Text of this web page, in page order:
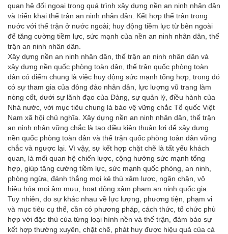
quan hệ đối ngoại trong quá trình xây dựng nền an ninh nhân dân
và triển khai thế trận an ninh nhân dân. Kết hợp thế trận trong
nước với thế trận ở nước ngoài; huy động tiềm lực từ bên ngoài
để tăng cường tiềm lực, sức mạnh của nền an ninh nhân dân, thế
trận an ninh nhân dân.
Xây dựng nền an ninh nhân dân, thế trận an ninh nhân dân và
xây dựng nền quốc phòng toàn dân, thế trận quốc phòng toàn
dân có điểm chung là việc huy động sức mạnh tổng hợp, trong đó
có sự tham gia của đông đảo nhân dân, lực lượng vũ trang làm
nòng cốt, dưới sự lãnh đạo của Đảng, sự quản lý, điều hành của
Nhà nước, với mục tiêu chung là bảo vệ vững chắc Tổ quốc Việt
Nam xã hội chủ nghĩa. Xây dựng nền an ninh nhân dân, thế trận
an ninh nhân vững chắc là tạo điều kiện thuận lợi để xây dựng
nền quốc phòng toàn dân và thế trận quốc phòng toàn dân vững
chắc và ngược lại. Vì vậy, sự kết hợp chặt chẽ là tất yếu khách
quan, là mối quan hệ chiến lược, cộng hưởng sức mạnh tổng
hợp, giúp tăng cường tiềm lực, sức mạnh quốc phòng, an ninh,
phòng ngừa, đánh thắng mọi kẻ thù xâm lược, ngăn chặn, vô
hiệu hóa mọi âm mưu, hoạt động xâm phạm an ninh quốc gia.
Tuy nhiên, do sự khác nhau về lực lượng, phương tiện, phạm vi
và mục tiêu cụ thể, cần có phương pháp, cách thức, tổ chức phù
hợp với đặc thù của từng loại hình nền và thế trận, đảm bảo sự
kết hợp thường xuyên, chặt chẽ, phát huy được hiệu quả của cả